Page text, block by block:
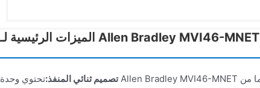
الميزات الرئيسية لـ Allen Bradley MVI46-MNET
تصميم ثنائي المنفذ:تحتوي وحدة Allen Bradley MVI46-MNET على منفذ تكوين ومنفذ تطبيقات، وكلاهما من